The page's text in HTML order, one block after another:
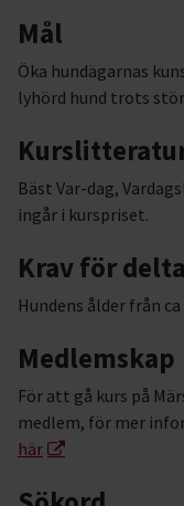
Mål
Öka hundägarnas
lyhörd hund trots
Bäst Var-dag,
ingår i kurspriset.
Krav för
Hundens ålder från ca
Medlemskap
För att gå kurs på
medlem, för mer
här